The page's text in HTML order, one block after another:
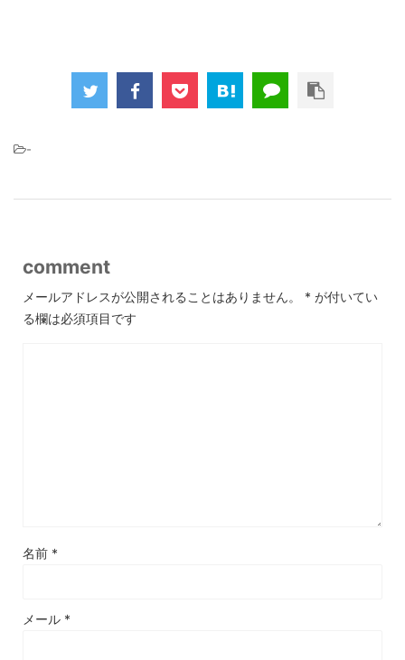
-
comment
メールアドレスが公開されることはありません。 * が付いてい
る欄は必須項目です
名前 *
メール *